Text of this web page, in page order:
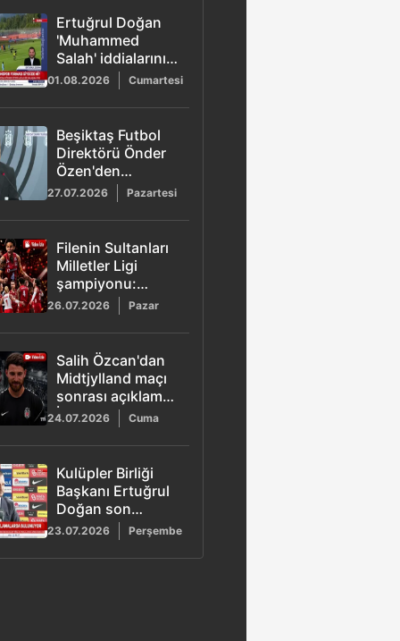
Ertuğrul Doğan
'Muhammed
Salah' iddialarını
yalanladı:
"Anlaşma yok"
01.08.2026 Cumartesi
Beşiktaş Futbol
Direktörü Önder
Özen'den
Mohamed Salah
açıklaması:
''Şimdilik masadan
kalkıldı''
27.07.2026 Pazartesi
Filenin Sultanları
Milletler Ligi
şampiyonu:
Brezilya'yı 3-1
26.07.2026 Pazar
Salih Özcan'dan
Midtjylland maçı
sonrası açıklama:
İnanılmaz bir
atmosfer vardı
24.07.2026 Cuma
Kulüpler Birliği
Başkanı Ertuğrul
Doğan son
noktayı koydu:
Yabancı kuralı
değişmeyecek
23.07.2026 Perşembe